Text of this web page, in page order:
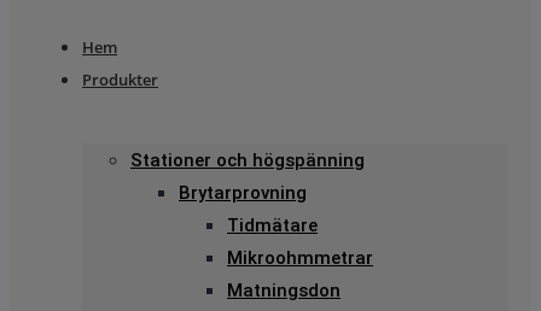
Hem
Produkter
Stationer och högspänning
Brytarprovning
Tidmätare
Mikroohmmetrar
Matningsdon